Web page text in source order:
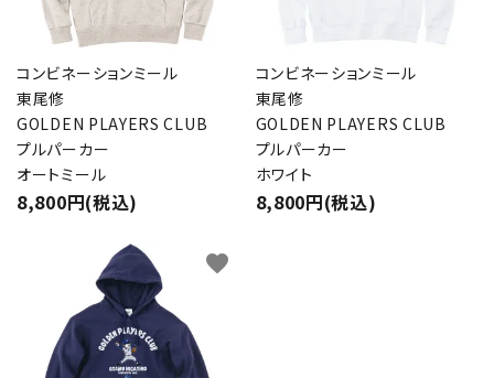
コンビネーションミール
東尾修
GOLDEN PLAYERS CLUB
プルパーカー
オートミール
8,800円(税込)
コンビネーションミール
東尾修
GOLDEN PLAYERS CLUB
プルパーカー
ホワイト
8,800円(税込)
favorite
カテゴリー
検索する